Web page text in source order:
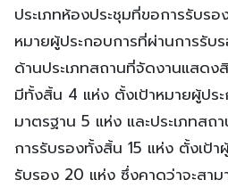
ประเภทห้องประชุมที่ขอการรับร
หมายผู้ประกอบการที่ผ่านการรับ
ด้านประเภทสถานที่จัดงานแสดง
มีทั้งสิ้น 4 แห่ง ตั้งเป้าหมายผู้ปร
มาตรฐาน 5 แห่ง และประเภทส
การรับรองทั้งสิ้น 15 แห่ง ตั้งเป้า
รับรอง 20 แห่ง ซึ่งคาดว่าจะสาม